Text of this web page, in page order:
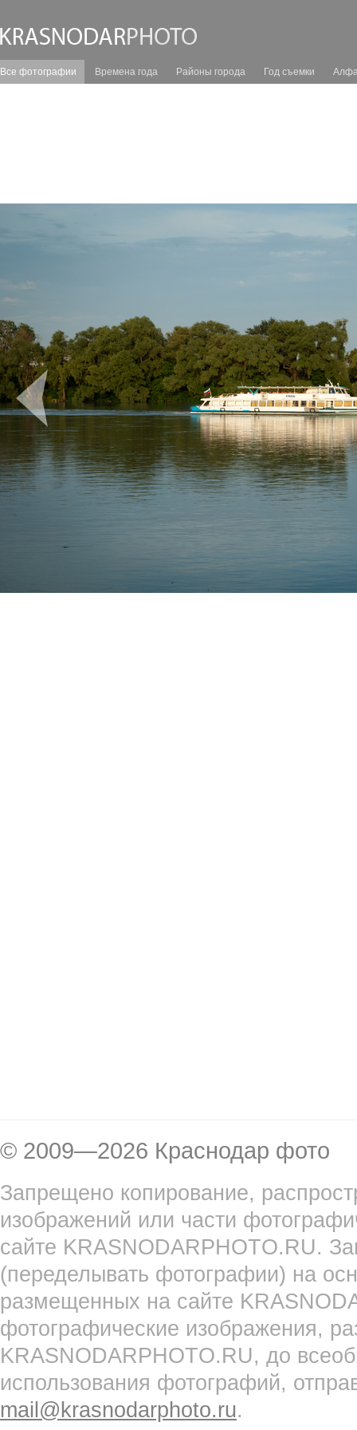
Все фотографии Времена года Районы города Год съемки
© 2009—2026 Краснодар фото
Запрещено копирование,
изображений или части
сайте KRASNODARPHOTO.RU.
(переделывать фотографии) на
размещенных на сайте
фотографические изображения,
KRASNODARPHOTO.RU, до
использования фотографий,
mail@krasnodarphoto.ru.